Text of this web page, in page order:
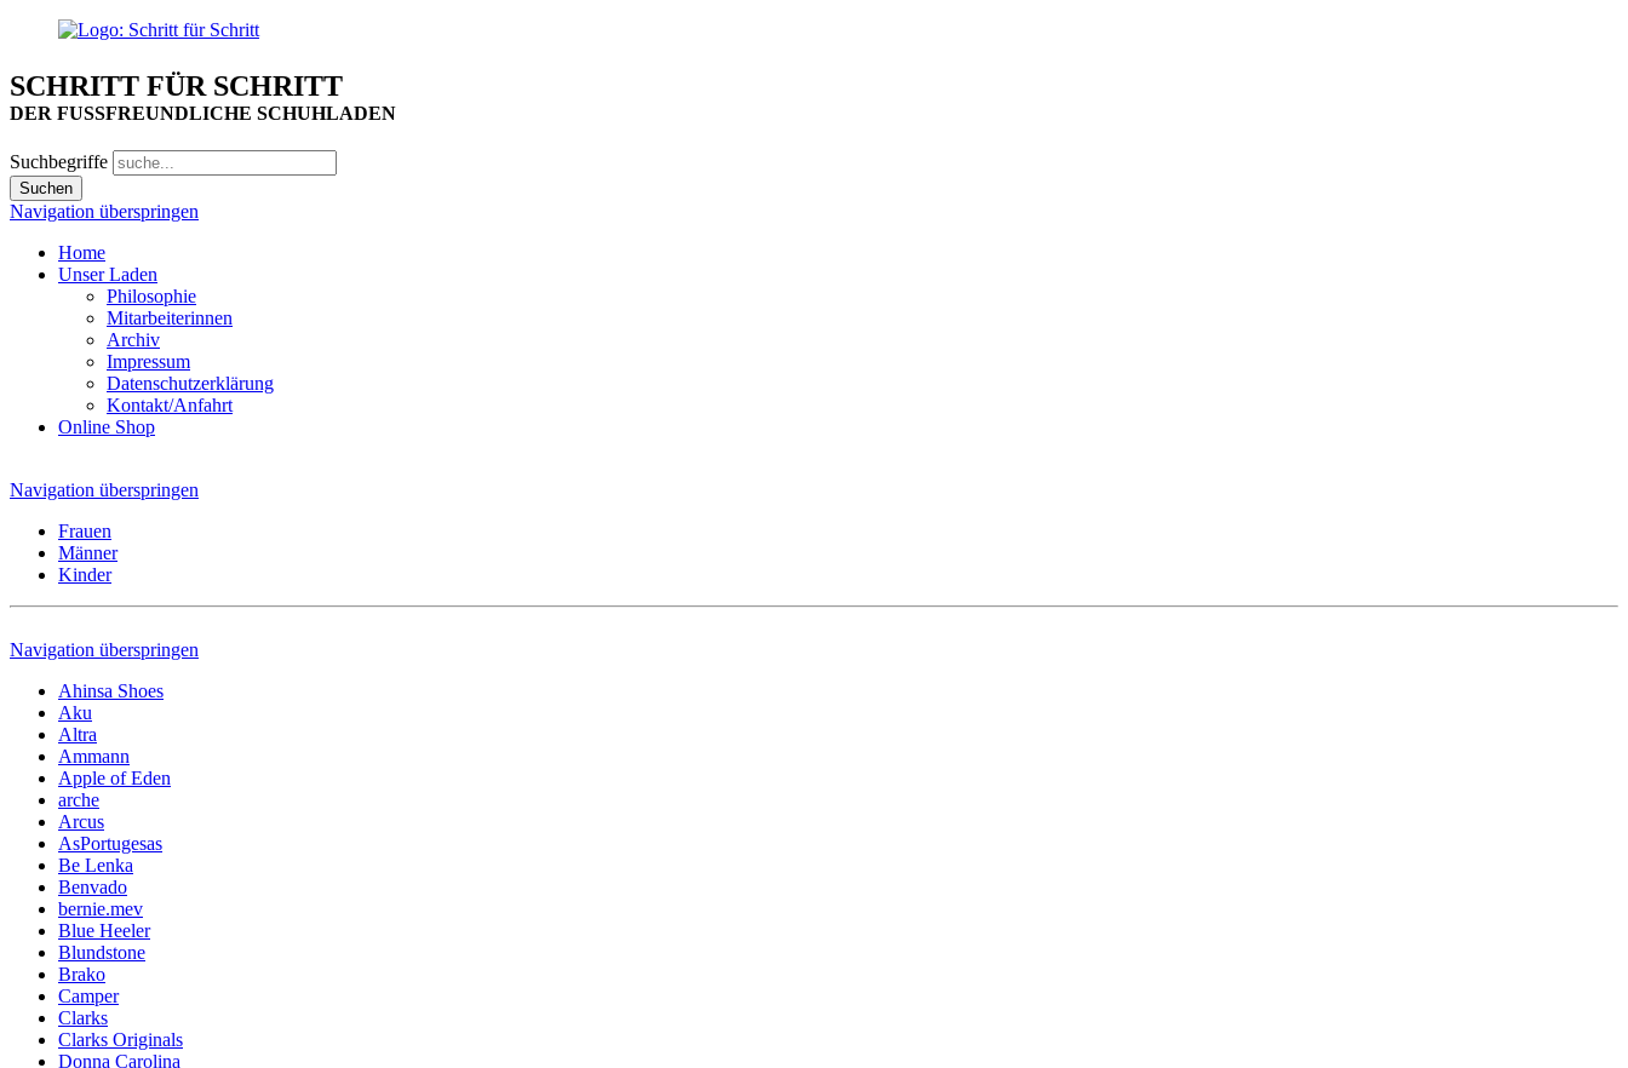
SCHRITT FÜR SCHRITT
DER FUSSFREUNDLICHE SCHUHLADEN
Suchbegriffe
Navigation überspringen
Home
Unser Laden
Philosophie
Mitarbeiterinnen
Archiv
Impressum
Datenschutzerklärung
Kontakt/Anfahrt
Online Shop
Navigation überspringen
Frauen
Männer
Kinder
Navigation überspringen
Ahinsa Shoes
Aku
Altra
Ammann
Apple of Eden
arche
Arcus
AsPortugesas
Be Lenka
Benvado
bernie.mev
Blue Heeler
Blundstone
Brako
Camper
Clarks
Clarks Originals
Donna Carolina